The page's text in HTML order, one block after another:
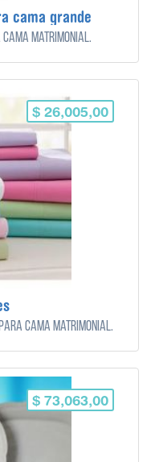
cama grande
matrimonial.
$ 26,005,00
cama matrimonial.
$ 73,063,00